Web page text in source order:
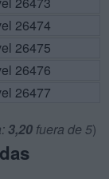
26474
26475
26476
26477
3,20 fuera de 5)